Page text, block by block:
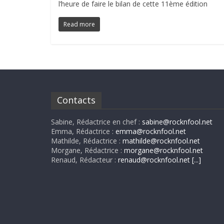
l’heure de faire le bilan de cette 11ème édition
Read more
Contacts
Sabine, Rédactrice en chef : sabine@rocknfool.net
Emma, Rédactrice : emma@rocknfool.net
Mathilde, Rédactrice : mathilde@rocknfool.net
Morgane, Rédactrice : morgane@rocknfool.net
Renaud, Rédacteur : renaud@rocknfool.net [...]